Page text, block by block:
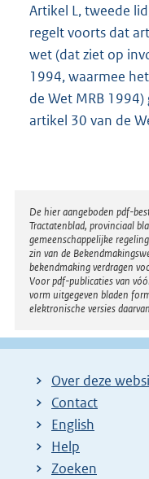
Artikel L, tweede
regelt voorts dat
wet (dat ziet op
1994, waarmee
de Wet MRB
artikel 30 van de
Disclaimer
De hier aangeboden pdf-
Tractatenblad, provinciaal
gemeenschappelijke
zin van de
bekendmaking verdragen
Voor pdf-publicaties van
vorm uitgegeven bladen
elektronische versies
Over deze
Contact
English
Help
Zoeken